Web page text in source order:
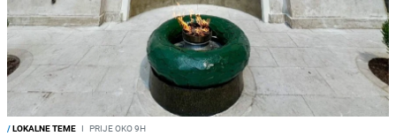
/LOKALNE TEME I PRIJE OKO 9H